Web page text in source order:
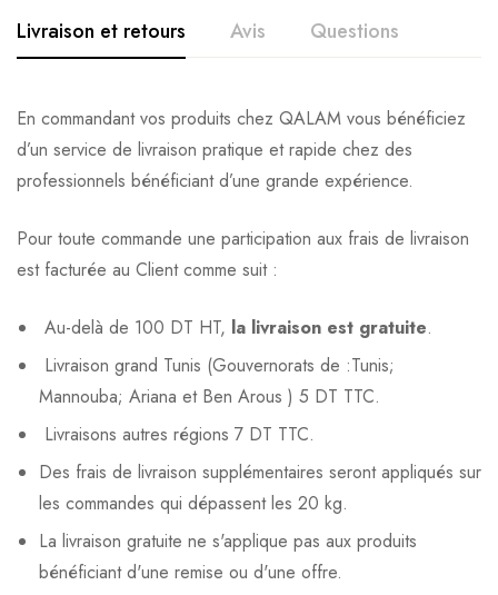
Livraison et retours Avis Questions
En commandant vos produits chez QALAM vous bénéficiez
d’un service de livraison pratique et rapide chez des
professionnels bénéficiant d’une grande expérience.
Pour toute commande une participation aux frais de livraison
est facturée au Client comme suit :
Au-delà de 100 DT HT, la livraison est gratuite.
Livraison grand Tunis (Gouvernorats de :Tunis;
Mannouba; Ariana et Ben Arous ) 5 DT TTC.
Livraisons autres régions 7 DT TTC.
Des frais de livraison supplémentaires seront appliqués sur
les commandes qui dépassent les 20 kg.
La livraison gratuite ne s'applique pas aux produits
bénéficiant d'une remise ou d'une offre.